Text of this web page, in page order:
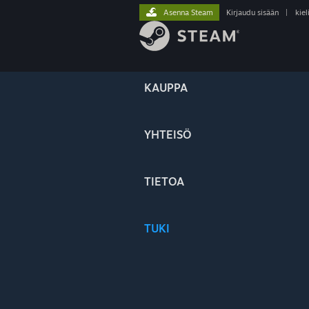
KAUPPA
YHTEISÖ
TIETOA
TUKI
Asenna Steam Kirjaudu sisään kieli